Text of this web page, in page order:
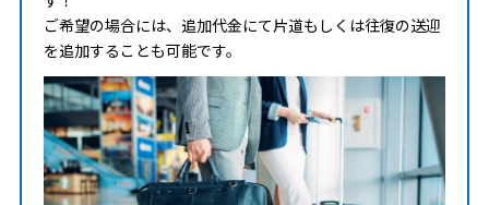
ご希望の場合には、追加代金にて片道もしくは往復の送迎
を追加することも可能です。